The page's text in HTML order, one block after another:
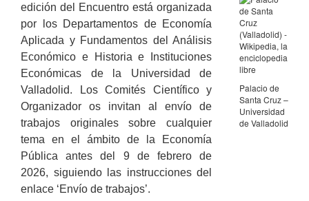
edición del Encuentro está organizada
por los Departamentos de Economía
Aplicada y Fundamentos del Análisis
Económico e Historia e Instituciones
Económicas de la Universidad de
Valladolid. Los Comités Científico y
Organizador os invitan al envío de
trabajos originales sobre cualquier
tema en el ámbito de la Economía
Pública antes del 9 de febrero de
2026, siguiendo las instrucciones del
enlace ‘Envío de trabajos’.
Palacio de
Santa Cruz –
Universidad
de Valladolid